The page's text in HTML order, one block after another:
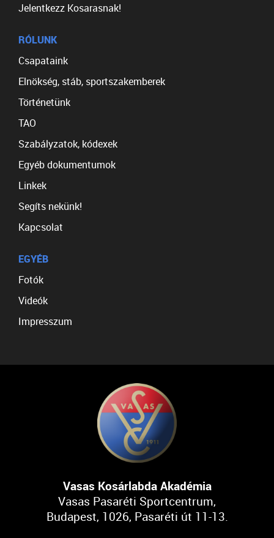
Jelentkezz Kosarasnak!
RÓLUNK
Csapataink
Elnökség, stáb, sportszakemberek
Történetünk
TAO
Szabályzatok, kódexek
Egyéb dokumentumok
Linkek
Segíts nekünk!
Kapcsolat
EGYÉB
Fotók
Videók
Impresszum
Vasas Kosárlabda Akadémia
Vasas Pasaréti Sportcentrum,
Budapest, 1026, Pasaréti út 11-13.